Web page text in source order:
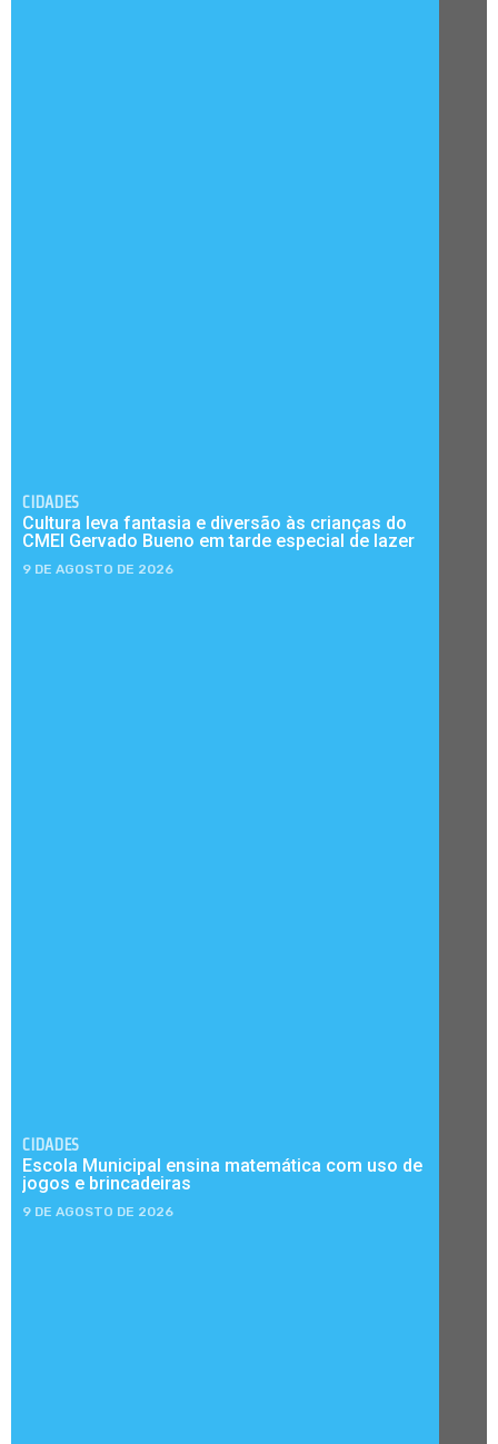
CIDADES
Cultura leva fantasia e diversão às crianças do
CMEI Gervado Bueno em tarde especial de lazer
9 DE AGOSTO DE 2026
CIDADES
Escola Municipal ensina matemática com uso de
jogos e brincadeiras
9 DE AGOSTO DE 2026